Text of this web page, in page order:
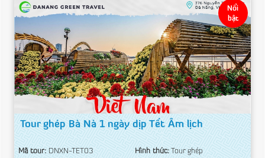
Nổi
bật
Tour ghép Bà Nà 1 ngày dịp Tết Âm lịch
Mã tour: DNXN-TET03 Hình thức:Tour ghép